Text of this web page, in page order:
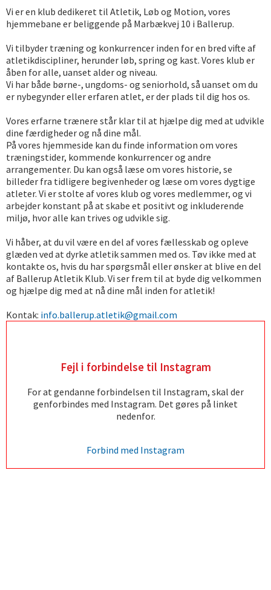
Vi er en klub dedikeret til Atletik, Løb og Motion, vores
hjemmebane er beliggende på Marbækvej 10 i Ballerup.
Vi tilbyder træning og konkurrencer inden for en bred vifte af
atletikdiscipliner, herunder løb, spring og kast. Vores klub er
åben for alle, uanset alder og niveau.
Vi har både børne-, ungdoms- og seniorhold, så uanset om du
er nybegynder eller erfaren atlet, er der plads til dig hos os.
Vores erfarne trænere står klar til at hjælpe dig med at udvikle
dine færdigheder og nå dine mål.
På vores hjemmeside kan du finde information om vores
træningstider, kommende konkurrencer og andre
arrangementer. Du kan også læse om vores historie, se
billeder fra tidligere begivenheder og læse om vores dygtige
atleter. Vi er stolte af vores klub og vores medlemmer, og vi
arbejder konstant på at skabe et positivt og inkluderende
miljø, hvor alle kan trives og udvikle sig.
Vi håber, at du vil være en del af vores fællesskab og opleve
glæden ved at dyrke atletik sammen med os. Tøv ikke med at
kontakte os, hvis du har spørgsmål eller ønsker at blive en del
af Ballerup Atletik Klub. Vi ser frem til at byde dig velkommen
og hjælpe dig med at nå dine mål inden for atletik!
Kontak: info.ballerup.atletik@gmail.com
Fejl i forbindelse til Instagram
For at gendanne forbindelsen til Instagram, skal der
genforbindes med Instagram. Det gøres på linket
nedenfor.
Forbind med Instagram